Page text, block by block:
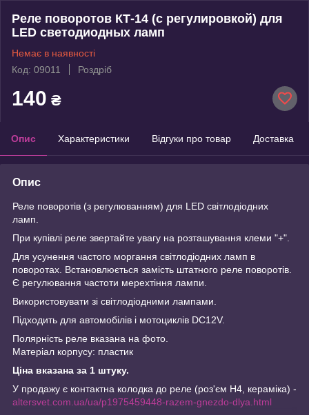
Реле поворотов КТ-14 (с регулировкой) для
LED светодиодных ламп
Немає в наявності
Код: 09011
Роздріб
140 ₴
Опис Характеристики Відгуки про товар Доставка
Опис
Реле поворотів (з регулюванням) для LED світлодіодних
ламп.
При купівлі реле звертайте увагу на розташування клеми "+".
Для усунення частого моргання світлодіодних ламп в
поворотах. Встановлюється замість штатного реле поворотів.
Є регулювання частоти мерехтіння лампи.
Використовувати зі світлодіодними лампами.
Підходить для автомобілів і мотоциклів DC12V.
Полярність реле вказана на фото.
Матеріал корпусу: пластик
Ціна вказана за 1 штуку.
У продажу є контактна колодка до реле (роз'єм Н4, кераміка) -
altersvet.com.ua/ua/p1975459448-razem-gnezdo-dlya.html